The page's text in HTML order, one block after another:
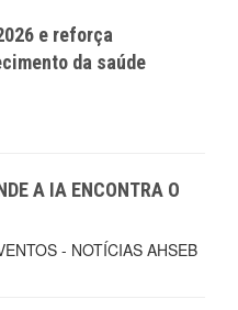
e reforça
da saúde
A IA ENCONTRA O
- NOTÍCIAS AHSEB